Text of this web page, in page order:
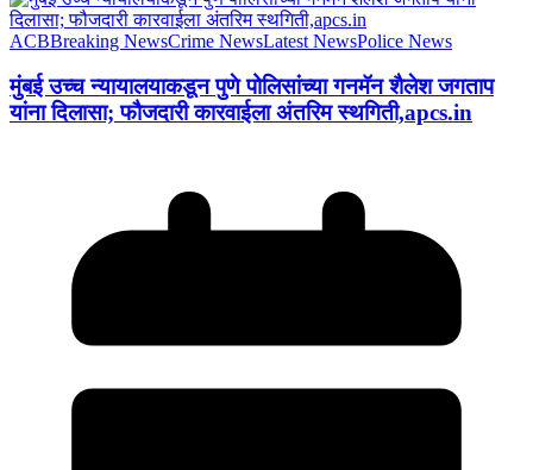
ACBBreaking NewsCrime NewsLatest NewsPolice News
मुंबई उच्च न्यायालयाकडून पुणे पोलिसांच्या गनमॅन शैलेश जगताप
यांना दिलासा; फौजदारी कारवाईला अंतरिम स्थगिती,apcs.in